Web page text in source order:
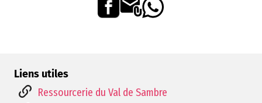
Liens utiles
Ressourcerie du Val de Sambre